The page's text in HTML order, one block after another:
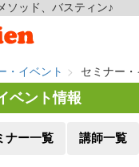
ソッド、バスティン♪
・イベント
セミナー
ベント情報
ナー一覧 講師一覧